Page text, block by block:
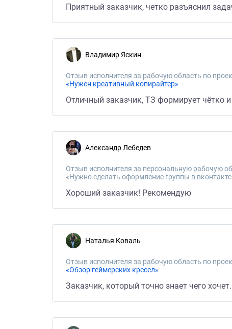
Приятный заказчик, четко разъяснил
Владимир Яскин
Отзыв исполнителя за рабочую область по
«Нужен креативный копирайтер»
Отличный заказчик, ТЗ формирует чётко
Александр Лебедев
Отзыв исполнителя за персональную рабочую
«Нужно сделать оформление группы в
Хороший заказчик! Рекомендую
Наталья Коваль
Отзыв исполнителя за рабочую область по
«Обзор геймерских кресел»
Заказчик, который точно знает чего